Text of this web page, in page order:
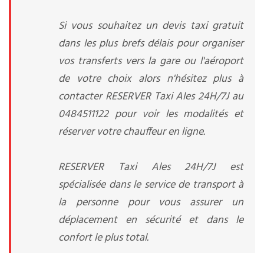
Si vous souhaitez un devis taxi gratuit
dans les plus brefs délais pour organiser
vos transferts vers la gare ou l'aéroport
de votre choix alors n'hésitez plus à
contacter RESERVER Taxi Ales 24H/7J au
0484511122 pour voir les modalités et
réserver votre chauffeur en ligne.
RESERVER Taxi Ales 24H/7J est
spécialisée dans le service de transport à
la personne pour vous assurer un
déplacement en sécurité et dans le
confort le plus total.